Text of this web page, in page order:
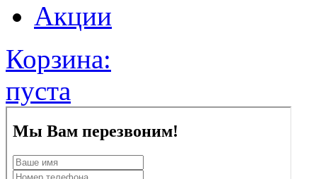
Акции
Корзина:
пуста